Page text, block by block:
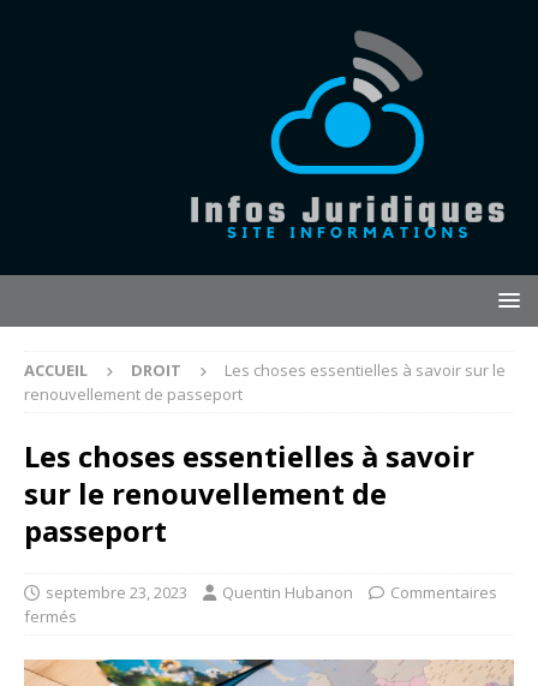
ACCUEIL DROIT
Les choses essentielles à savoir sur le
renouvellement de passeport
Les choses essentielles à savoir
sur le renouvellement de
passeport
septembre 23, 2023 Quentin Hubanon
Commentaires
fermés